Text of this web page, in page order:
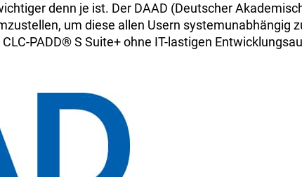
denn je ist. Der DAAD (Deutscher
um diese allen Usern systemunabhängig
PADD® S Suite+ ohne IT-lastigen